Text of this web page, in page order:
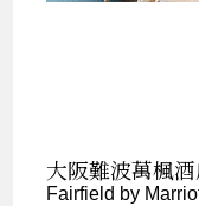
大阪難波萬楓
Fairfield by